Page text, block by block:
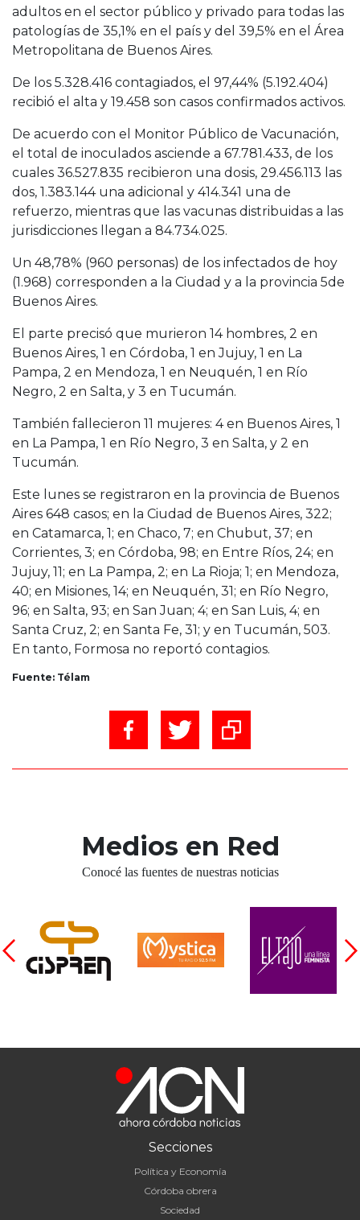
adultos en el sector público y privado para todas las
patologías de 35,1% en el país y del 39,5% en el Área
Metropolitana de Buenos Aires.
De los 5.328.416 contagiados, el 97,44% (5.192.404)
recibió el alta y 19.458 son casos confirmados activos.
De acuerdo con el Monitor Público de Vacunación,
el total de inoculados asciende a 67.781.433, de los
cuales 36.527.835 recibieron una dosis, 29.456.113 las
dos, 1.383.144 una adicional y 414.341 una de
refuerzo, mientras que las vacunas distribuidas a las
jurisdicciones llegan a 84.734.025.
Un 48,78% (960 personas) de los infectados de hoy
(1.968) corresponden a la Ciudad y a la provincia 5de
Buenos Aires.
El parte precisó que murieron 14 hombres, 2 en
Buenos Aires, 1 en Córdoba, 1 en Jujuy, 1 en La
Pampa, 2 en Mendoza, 1 en Neuquén, 1 en Río
Negro, 2 en Salta, y 3 en Tucumán.
También fallecieron 11 mujeres: 4 en Buenos Aires, 1
en La Pampa, 1 en Río Negro, 3 en Salta, y 2 en
Tucumán.
Este lunes se registraron en la provincia de Buenos
Aires 648 casos; en la Ciudad de Buenos Aires, 322;
en Catamarca, 1; en Chaco, 7; en Chubut, 37; en
Corrientes, 3; en Córdoba, 98; en Entre Ríos, 24; en
Jujuy, 11; en La Pampa, 2; en La Rioja; 1; en Mendoza,
40; en Misiones, 14; en Neuquén, 31; en Río Negro,
96; en Salta, 93; en San Juan; 4; en San Luis, 4; en
Santa Cruz, 2; en Santa Fe, 31; y en Tucumán, 503.
En tanto, Formosa no reportó contagios.
Fuente: Télam
Medios en Red
Conocé las fuentes de nuestras noticias
Secciones
Política y Economía
Córdoba obrera
Sociedad